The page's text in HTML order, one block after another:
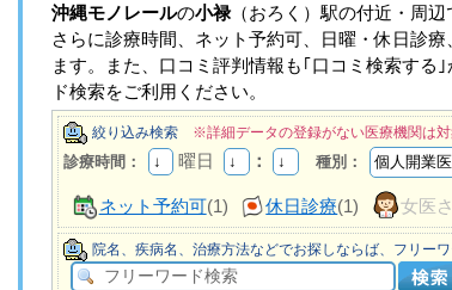
沖縄モノレールの小禄（おろく）駅の付近・周辺
さらに診療時間、ネット予約可、日曜・休日診
ます。また、口コミ評判情報も｢口コミ検索す
ド検索をご利用ください。
絞り込み検索 ※詳細データの登録がない医療機関は
診療時間： 曜日 ： 種別：
ネット予約可(1) 休日診療(1) 女医
院名、疾病名、治療方法などでお探しならば、フリー